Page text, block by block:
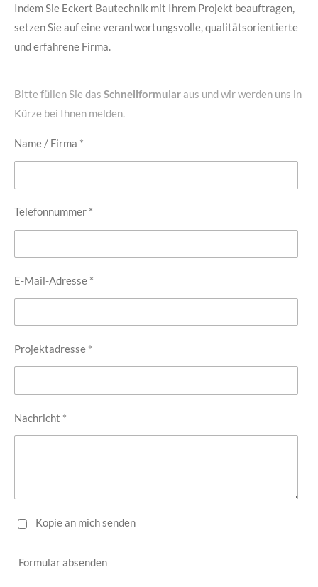
Indem Sie Eckert Bautechnik mit Ihrem Projekt beauftragen,
setzen Sie auf eine verantwortungsvolle, qualitätsorientierte
und erfahrene Firma.
Bitte füllen Sie das Schnellformular aus und wir werden uns in
Kürze bei Ihnen melden.
Name / Firma *
Telefonnummer *
E-Mail-Adresse *
Projektadresse *
Nachricht *
Kopie an mich senden
Formular absenden